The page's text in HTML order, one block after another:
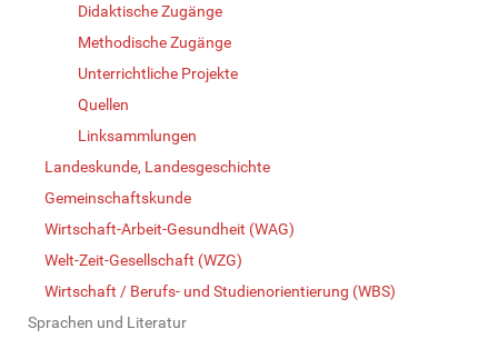
Didaktische Zugänge
Methodische Zugänge
Unterrichtliche Projekte
Quellen
Linksammlungen
Landeskunde, Landesgeschichte
Gemeinschaftskunde
Wirtschaft-Arbeit-Gesundheit (WAG)
Welt-Zeit-Gesellschaft (WZG)
Wirtschaft / Berufs- und Studienorientierung (WBS)
Sprachen und Literatur